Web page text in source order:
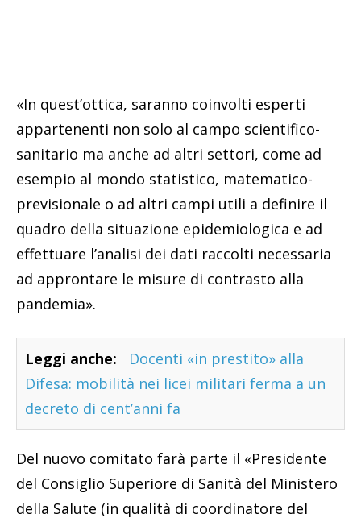
«In quest’ottica, saranno coinvolti esperti
appartenenti non solo al campo scientifico-
sanitario ma anche ad altri settori, come ad
esempio al mondo statistico, matematico-
previsionale o ad altri campi utili a definire il
quadro della situazione epidemiologica e ad
effettuare l’analisi dei dati raccolti necessaria
ad approntare le misure di contrasto alla
pandemia».
Leggi anche:
Docenti «in prestito» alla
Difesa: mobilità nei licei militari ferma a un
decreto di cent’anni fa
Del nuovo comitato farà parte il «Presidente
del Consiglio Superiore di Sanità del Ministero
della Salute (in qualità di coordinatore del